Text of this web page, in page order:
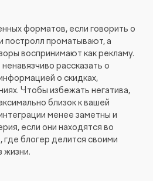
форматов, если говорить о
постролл проматывают, а
воспринимают как рекламу.
рассказать о
о скидках,
Чтобы избежать негатива,
близок к вашей
менее заметны и
если они находятся во
где блогер делится своими
жизни.